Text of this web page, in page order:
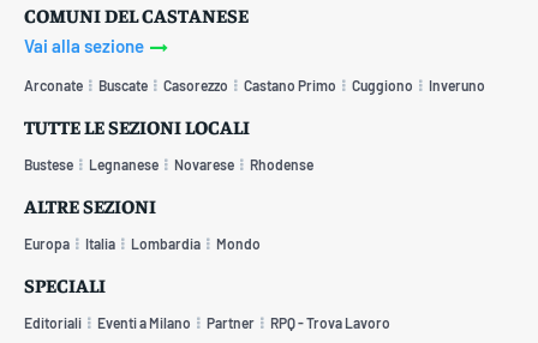
COMUNI DEL CASTANESE
Vai alla sezione
Arconate Buscate Casorezzo Castano Primo Cuggiono Inveruno
TUTTE LE SEZIONI LOCALI
Bustese Legnanese Novarese Rhodense
ALTRE SEZIONI
Europa Italia Lombardia Mondo
SPECIALI
Editoriali Eventi a Milano Partner RPQ - Trova Lavoro